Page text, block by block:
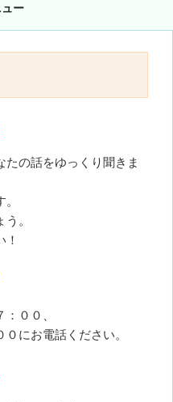
ュー
たの話をゆっくり聞きま
。
００、
にお電話ください。